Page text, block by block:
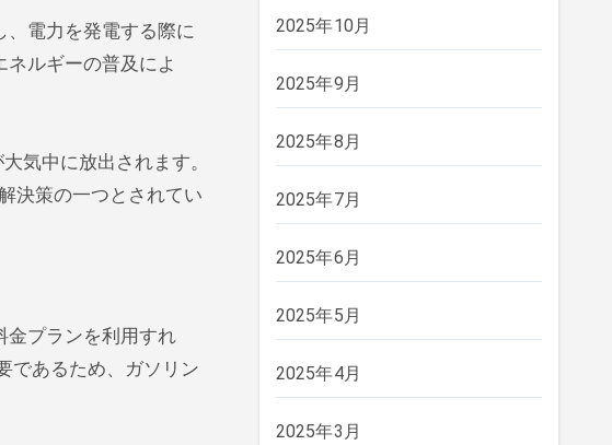
、電力を発電する際に
ルギーの普及によ
気中に放出されます。
決策の一つとされてい
金プランを利用すれ
であるため、ガソリン
2025年10月
2025年9月
2025年8月
2025年7月
2025年6月
2025年5月
2025年4月
2025年3月